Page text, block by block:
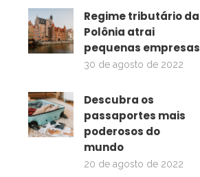
Regime tributário da
Polônia atrai
pequenas empresas
30 de agosto de 2022
Descubra os
passaportes mais
poderosos do
mundo
20 de agosto de 2022